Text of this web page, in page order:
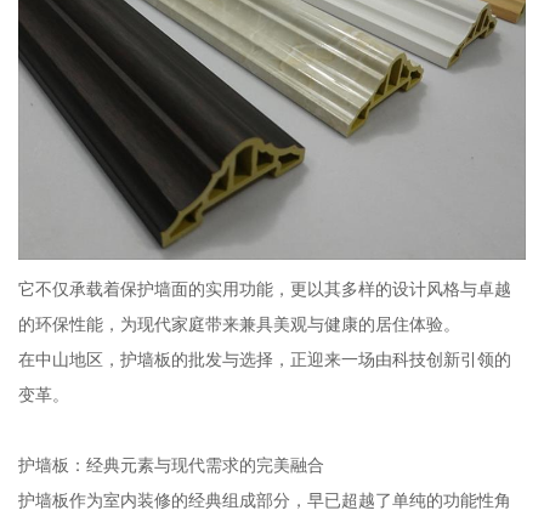
它不仅承载着保护墙面的实用功能，更以其多样的设计风格与卓越
的环保性能，为现代家庭带来兼具美观与健康的居住体验。
在中山地区，护墙板的批发与选择，正迎来一场由科技创新引领的
变革。
护墙板：经典元素与现代需求的完美融合
护墙板作为室内装修的经典组成部分，早已超越了单纯的功能性角